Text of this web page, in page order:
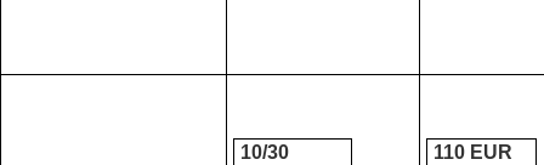
10/30
110 ЕUR